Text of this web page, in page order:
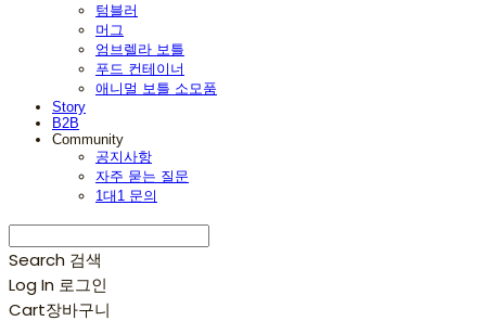
텀블러
머그
엄브렐라 보틀
푸드 컨테이너
애니멀 보틀 소모품
Story
B2B
Community
공지사항
자주 묻는 질문
1대1 문의
Search 검색
Log In 로그인
Cart장바구니